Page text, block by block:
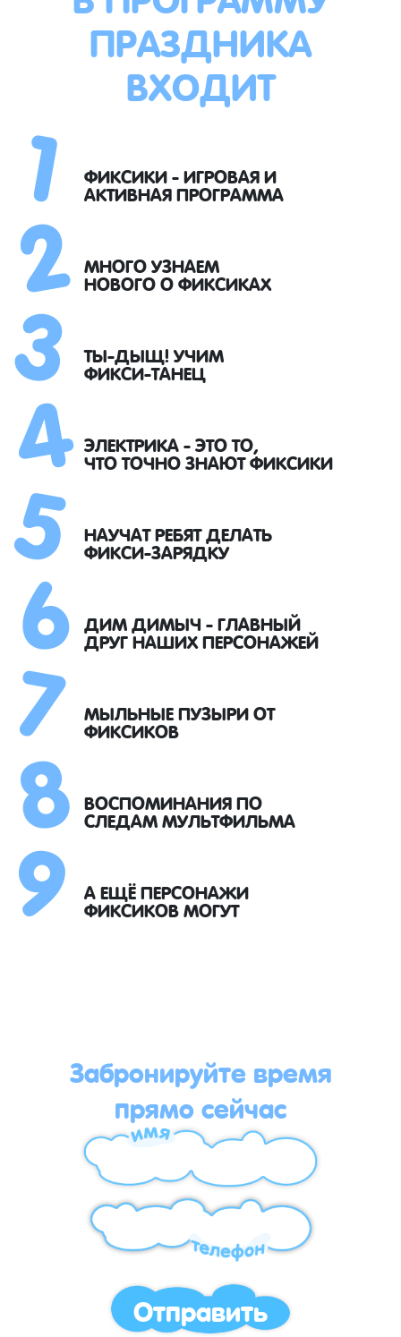
ПРАЗДНИКА
ВХОДИТ
ФИКСИКИ - ИГРОВАЯ И
АКТИВНАЯ ПРОГРАММА
МНОГО УЗНАЕМ
НОВОГО О ФИКСИКАХ
ТЫ-ДЫЩ! УЧИМ
ФИКСИ-ТАНЕЦ
ЭЛЕКТРИКА - ЭТО ТО,
ЧТО ТОЧНО ЗНАЮТ ФИКСИКИ
НАУЧАТ РЕБЯТ ДЕЛАТЬ
ФИКСИ-ЗАРЯДКУ
ДИМ ДИМЫЧ - ГЛАВНЫЙ
ДРУГ НАШИХ ПЕРСОНАЖЕЙ
МЫЛЬНЫЕ ПУЗЫРИ ОТ
ФИКСИКОВ
ВОСПОМИНАНИЯ ПО
СЛЕДАМ МУЛЬТФИЛЬМА
А ЕЩЁ ПЕРСОНАЖИ
ФИКСИКОВ МОГУТ
Забронируйте время
прямо сейчас
Отправить